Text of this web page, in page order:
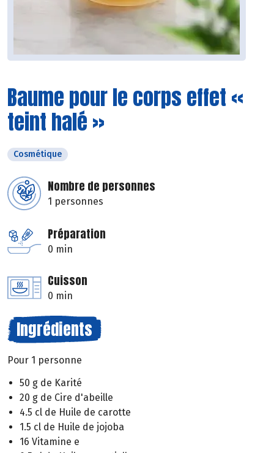
Baume pour le corps effet «
teint halé »
Cosmétique
Nombre de personnes
1 personnes
Préparation
0 min
Cuisson
0 min
Ingrédients
Pour 1 personne
50 g de Karité
20 g de Cire d'abeille
4.5 cl de Huile de carotte
1.5 cl de Huile de jojoba
16 Vitamine e